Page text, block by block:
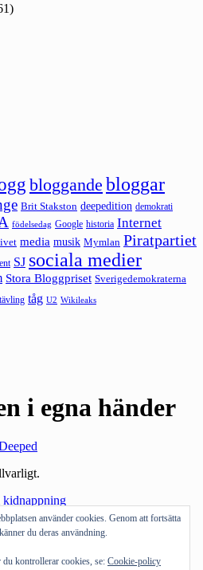
bloggande bloggar
Brit Stakston deepedition demokrati
födelsedag Google historia Internet
media musik Mymlan Piratpartiet
SJ sociala medier
Stora Bloggpriset Sverigedemokraterna
tävling tåg U2 Wikileaks
i egna händer
kidnappning
svenskar” lyckas få tag på två
använder cookies. Genom att fortsätta
du deras användning.
kontrollerar cookies, se: Cookie-policy